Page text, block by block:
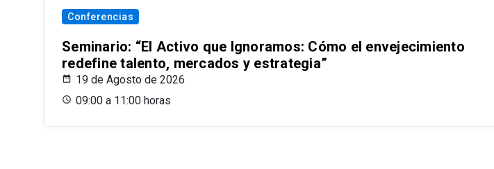
Conferencias
Seminario: “El Activo que Ignoramos: Cómo el envejecimiento
redefine talento, mercados y estrategia”
19 de Agosto de 2026
09:00 a 11:00 horas